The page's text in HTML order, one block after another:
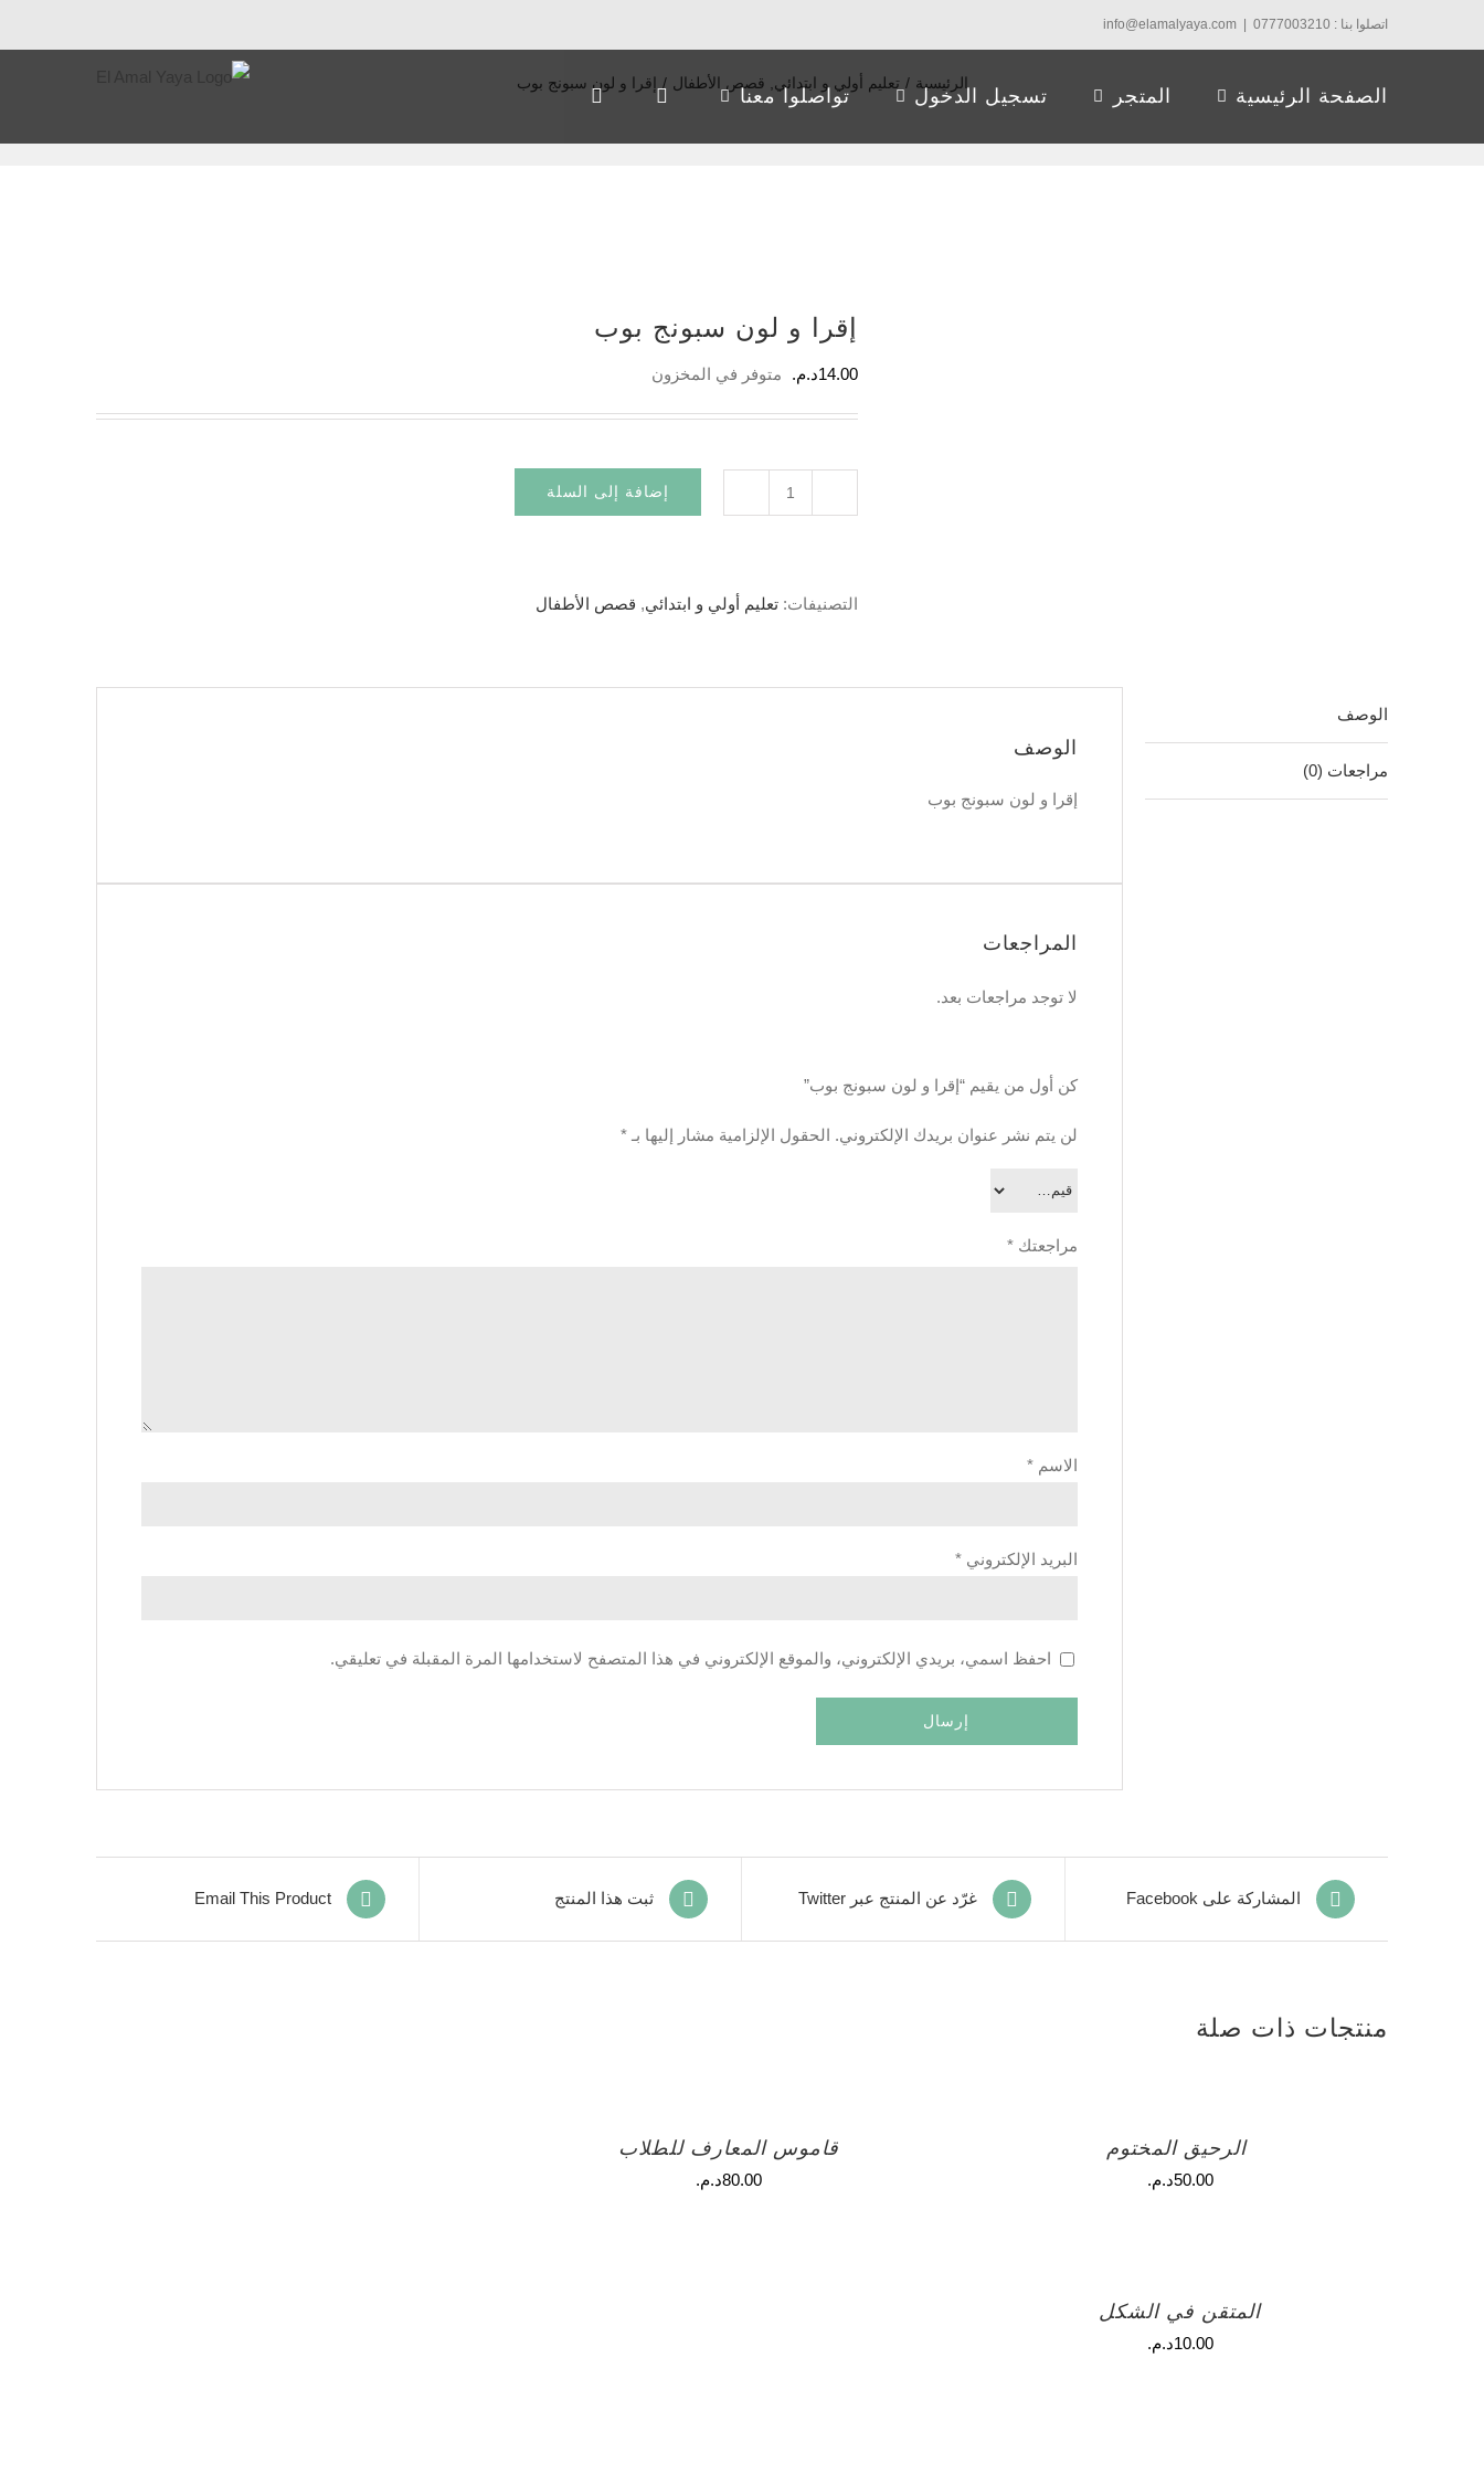
to
اتصلوا بنا : 0777003210 info@elamalyaya.com
الصفحة الرئيسية المتجر تسجيل الدخول تواصلوا معنا
الرئيسية / تعليم أولي و ابتدائي قصص الأطفال / إقرا و لون سبونج بوب
إقرا و لون سبونج بوب
14.00د.م. متوفر في المخزون
إضافة إلى السلة
التصنيفات: تعليم أولي و ابتدائي, قصص الأطفال
الوصف
مراجعات (0)
الوصف
إقرا و لون سبونج بوب
المراجعات
لا توجد مراجعات بعد.
كن أول من يقيم “إقرا و لون سبونج بوب”
لن يتم نشر عنوان بريدك الإلكتروني. الحقول الإلزامية مشار إليها بـ *
مراجعتك *
الاسم *
البريد الإلكتروني *
احفظ اسمي، بريدي الإلكتروني، والموقع الإلكتروني في هذا المتصفح لاستخدامها المرة المقبلة في تعليقي.
المشاركة على Facebook غرّد عن المنتج عبر Twitter ثبت هذا المنتج Email This Product
منتجات ذات صلة
الرحيق المختوم
50.00د.م.
قاموس المعارف للطلاب
80.00د.م.
المتقن في الشكل
10.00د.م.